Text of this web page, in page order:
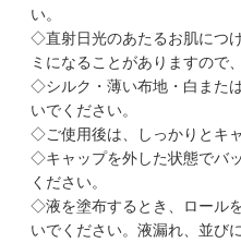
い。
◇直射日光のあたるお肌につ
ミになることがありますので
◇シルク・薄い布地・白また
いでください。
◇ご使用後は、しっかりとキ
◇キャップを外した状態でバ
ください。
◇液を塗布するとき、ロール
いでください。液漏れ、並び